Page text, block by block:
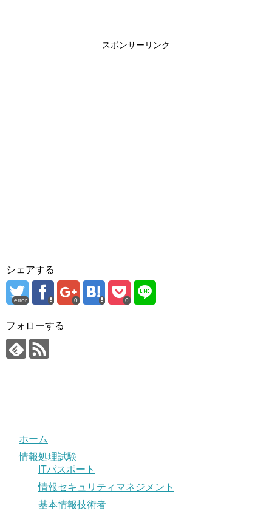
スポンサーリンク
シェアする
error 0 0
フォローする
ホーム
情報処理試験
ITパスポート
情報セキュリティマネジメント
基本情報技術者